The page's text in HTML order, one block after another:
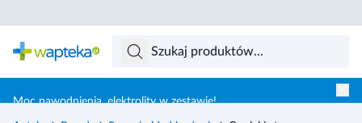
Moc nawodnienia, elektrolity w zestawie!